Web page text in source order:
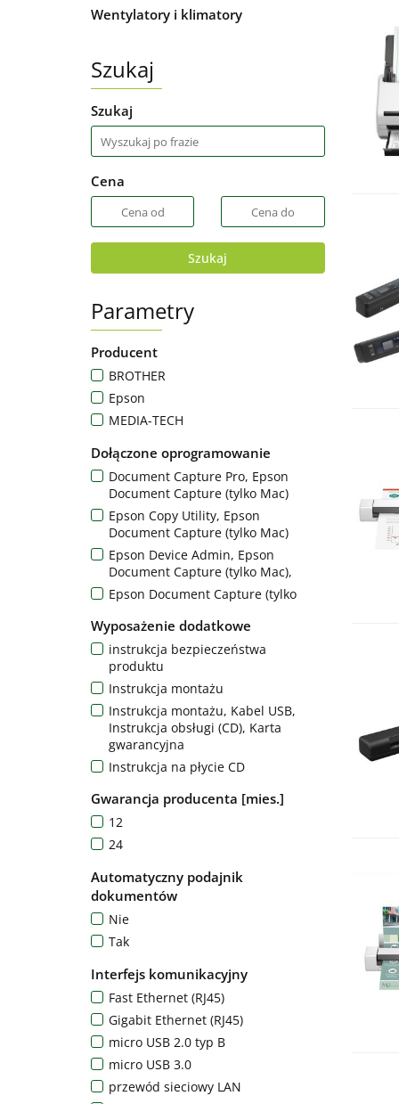
Wentylatory i klimatory
Szukaj
Szukaj
Cena
Szukaj
Parametry
Producent
BROTHER
Epson
MEDIA-TECH
Dołączone oprogramowanie
Document Capture Pro, Epson
Document Capture (tylko Mac)
Epson Copy Utility, Epson
Document Capture (tylko Mac)
Epson Device Admin, Epson
Document Capture (tylko Mac),
Epson Document Capture (tylko
Epson Document Capture Pro,
Epson Document Capture Pro
Server (bezpłatne),
Epson Document Capture Pro,
Epson Easy Photo Scan, Epson
ScanSmart
Epson Event Manager, Epson Scan
2, Interfejs przeglądarki
Epson Scan 2, Presto! BizCard 5.6
Epson ScanSmart
Epson ScanSmart, Kofax PowerPDF
Wyposażenie dodatkowe
instrukcja bezpieczeństwa
produktu
Instrukcja montażu
Instrukcja montażu, Kabel USB,
Instrukcja obsługi (CD), Karta
gwarancyjna
Instrukcja na płycie CD
instrukcja szybkiej instalacji,
instrukcja bezpieczeństwa
produktu
Instrukcja szybkiej konfiguracji,
produktu,
Kabel Micro USB, gwarancja,
instrukcja szybkiej instalacji,
Kabel USB
Kabel zasilający, Instrukcja
montażu, Kabel USB, Warranty card
Kabel zasilający, zasilacz,
sterowniki
Karta gwarancyjna
Odłączany podajnik ADF, przewód
Gwarancja producenta [mies.]
12
24
Automatyczny podajnik
dokumentów
Nie
Tak
Interfejs komunikacyjny
Fast Ethernet (RJ45)
Gigabit Ethernet (RJ45)
micro USB 2.0 typ B
micro USB 3.0
przewód sieciowy LAN